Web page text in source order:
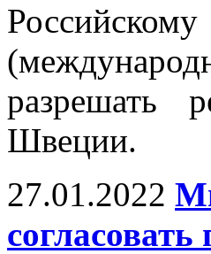
разрешать
Швеции.
27.01.2022